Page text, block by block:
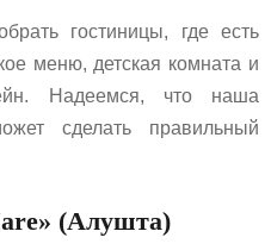
гостиницы, где есть
меню, детская комната и
Надеемся, что наша
сделать правильный
(Алушта)